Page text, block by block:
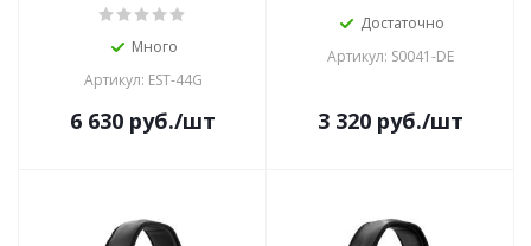
Много
Артикул: EST-44G
6 630 руб./шт
Достаточно
Артикул: S0041-DE
3 320 руб./шт